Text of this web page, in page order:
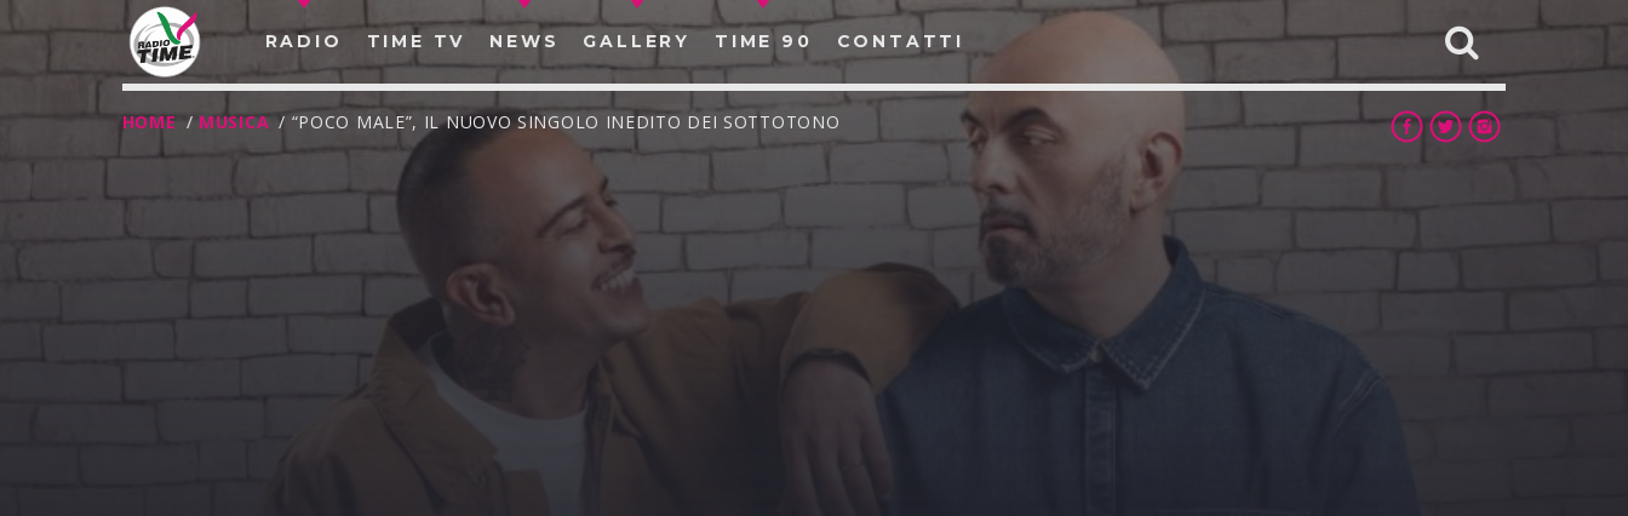
RADIO TIME TV NEWS GALLERY TIME 90 CONTATTI
CERCA NEL SITO WEB:
HOME / MUSICA / “POCO MALE”, IL NUOVO SINGOLO INEDITO DEI SOTTOTONO